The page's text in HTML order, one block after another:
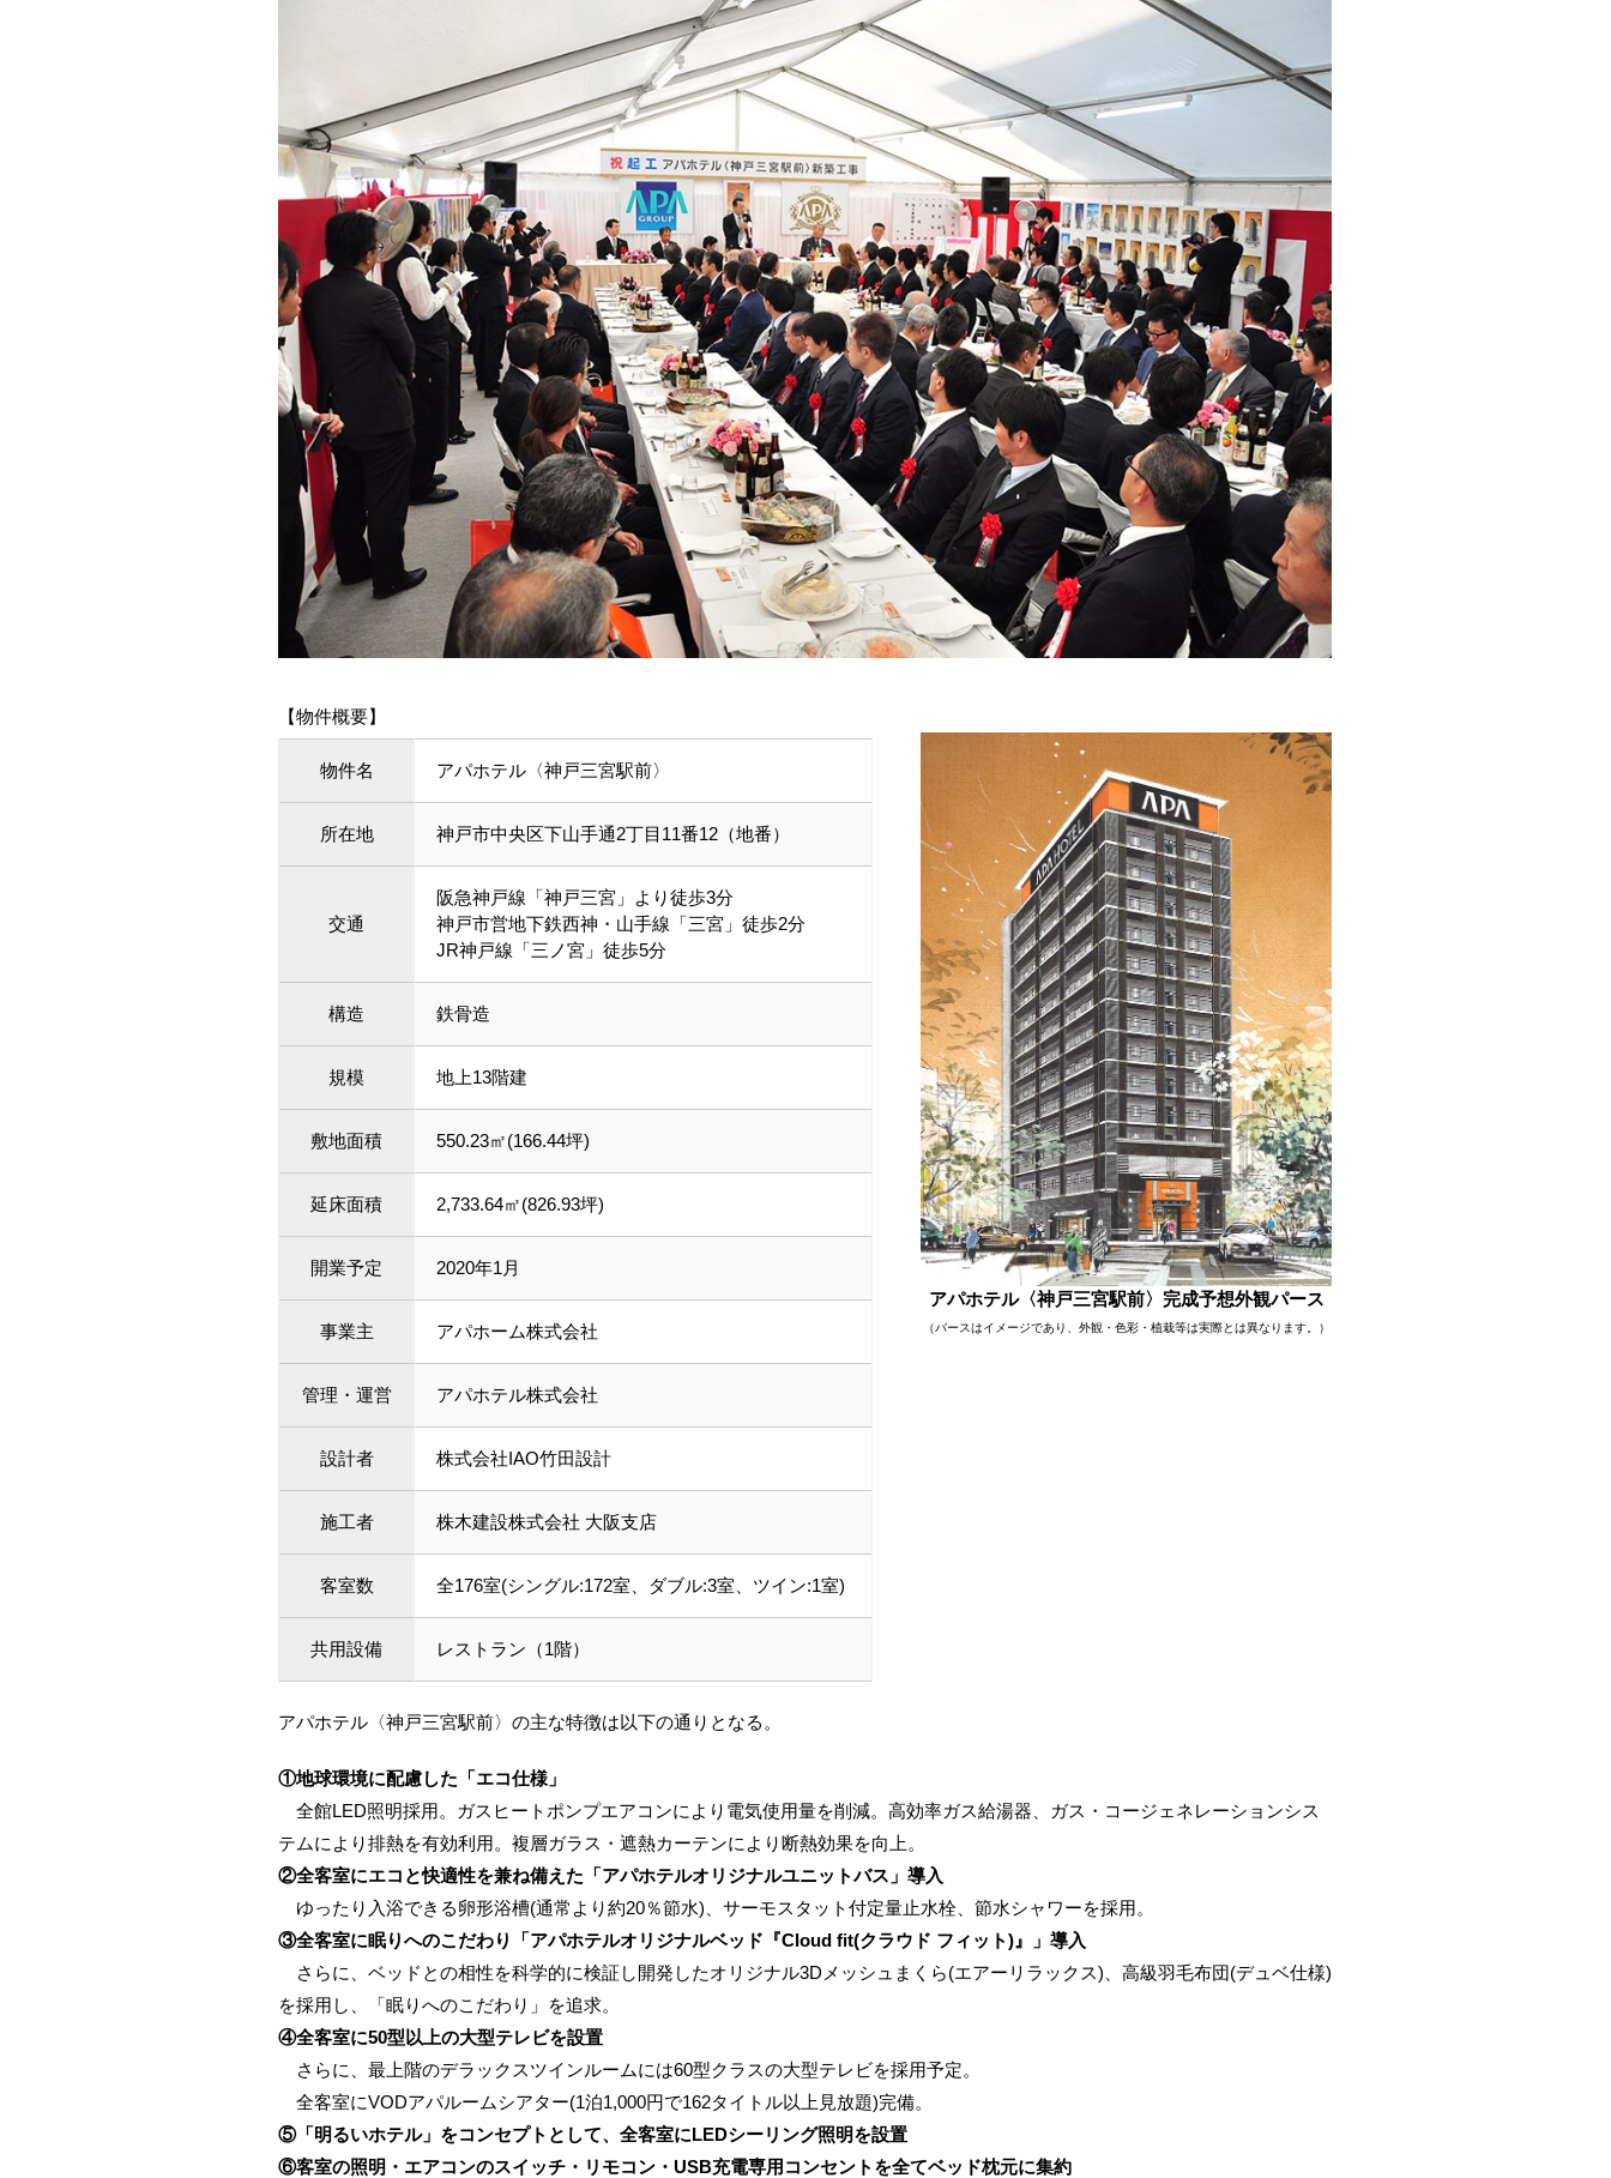
【物件概要】
物件名 アパホテル〈神戸三宮駅前〉
所在地 神戸市中央区下山手通2丁目11番12（地番）
交通
阪急神戸線「神戸三宮」より徒歩3分
神戸市営地下鉄西神・山手線「三宮」徒歩2分
JR神戸線「三ノ宮」徒歩5分
構造 鉄骨造
規模 地上13階建
敷地面積 550.23㎡(166.44坪)
延床面積 2,733.64㎡(826.93坪)
開業予定 2020年1月
事業主 アパホーム株式会社
管理・運営 アパホテル株式会社
設計者 株式会社IAO竹田設計
施工者 株木建設株式会社 大阪支店
客室数 全176室(シングル:172室、ダブル:3室、ツイン:1室)
共用設備 レストラン（1階）
アパホテル〈神戸三宮駅前〉完成予想外観パース
（パースはイメージであり、外観・色彩・植栽等は実際とは異なります。）
アパホテル〈神戸三宮駅前〉の主な特徴は以下の通りとなる。
①地球環境に配慮した「エコ仕様」
全館LED照明採用。ガスヒートポンプエアコンにより電気使用量を削減。高効率ガス給湯器、ガス・コージェネレーションシス
テムにより排熱を有効利用。複層ガラス・遮熱カーテンにより断熱効果を向上。
②全客室にエコと快適性を兼ね備えた「アパホテルオリジナルユニットバス」導入
ゆったり入浴できる卵形浴槽(通常より約20％節水)、サーモスタット付定量止水栓、節水シャワーを採用。
③全客室に眠りへのこだわり「アパホテルオリジナルベッド『Cloud fit(クラウド フィット)』」導入
さらに、ベッドとの相性を科学的に検証し開発したオリジナル3Dメッシュまくら(エアーリラックス)、高級羽毛布団(デュベ仕様)
を採用し、「眠りへのこだわり」を追求。
④全客室に50型以上の大型テレビを設置
さらに、最上階のデラックスツインルームには60型クラスの大型テレビを採用予定。
全客室にVODアパルームシアター(1泊1,000円で162タイトル以上見放題)完備。
⑤「明るいホテル」をコンセプトとして、全客室にLEDシーリング照明を設置
⑥客室の照明・エアコンのスイッチ・リモコン・USB充電専用コンセントを全てベッド枕元に集約